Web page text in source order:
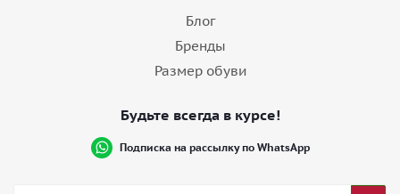
Блог
Бренды
Размер обуви
Будьте всегда в курсе!
Подписка на рассылку по WhatsApp